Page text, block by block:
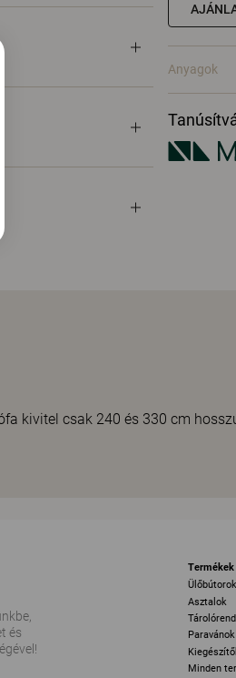
Anyagok
kivitel csak 240 és 330 cm
és
Termékek
Ülőbútorok
Asztalok
Minden